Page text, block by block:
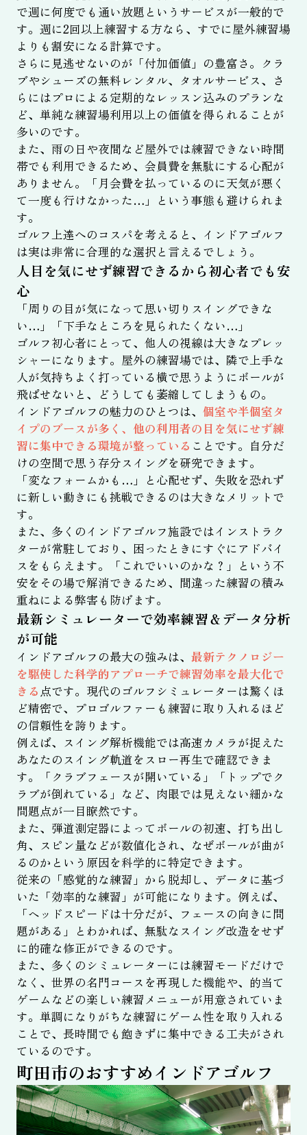
で週に何度でも通い放題というサービスが一般的で
す。週に2回以上練習する方なら、すでに屋外練習場
よりも割安になる計算です。
さらに見逃せないのが「付加価値」の豊富さ。クラ
ブやシューズの無料レンタル、タオルサービス、さ
らにはプロによる定期的なレッスン込みのプランな
ど、単純な練習場利用以上の価値を得られることが
多いのです。
また、雨の日や夜間など屋外では練習できない時間
帯でも利用できるため、会員費を無駄にする心配が
ありません。「月会費を払っているのに天気が悪く
て一度も行けなかった…」という事態も避けられま
す。
ゴルフ上達へのコスパを考えると、インドアゴルフ
は実は非常に合理的な選択と言えるでしょう。
人目を気にせず練習できるから初心者でも安
心
「周りの目が気になって思い切りスイングできな
い…」「下手なところを見られたくない…」
ゴルフ初心者にとって、他人の視線は大きなプレッ
シャーになります。屋外の練習場では、隣で上手な
人が気持ちよく打っている横で思うようにボールが
飛ばせないと、どうしても萎縮してしまうもの。
インドアゴルフの魅力のひとつは、 個室や半個室タ
イプのブースが多く、他の利用者の目を気にせず練
習に集中できる環境が整っている ことです。自分だ
けの空間で思う存分スイングを研究できます。
「変なフォームかも…」と心配せず、失敗を恐れず
に新しい動きにも挑戦できるのは大きなメリットで
す。
また、多くのインドアゴルフ施設ではインストラク
ターが常駐しており、困ったときにすぐにアドバイ
スをもらえます。「これでいいのかな？」という不
安をその場で解消できるため、間違った練習の積み
重ねによる弊害も防げます。
最新シミュレーターで効率練習＆データ分析
が可能
インドアゴルフの最大の強みは、 最新テクノロジー
を駆使した科学的アプローチで練習効率を最大化で
きる 点です。現代のゴルフシミュレーターは驚くほ
ど精密で、プロゴルファーも練習に取り入れるほど
の信頼性を誇ります。
例えば、スイング解析機能では高速カメラが捉えた
あなたのスイング軌道をスロー再生で確認できま
す。「クラブフェースが開いている」「トップでク
ラブが倒れている」など、肉眼では見えない細かな
問題点が一目瞭然です。
また、弾道測定器によってボールの初速、打ち出し
角、スピン量などが数値化され、なぜボールが曲が
るのかという原因を科学的に特定できます。
従来の「感覚的な練習」から脱却し、データに基づ
いた「効率的な練習」が可能になります。例えば、
「ヘッドスピードは十分だが、フェースの向きに問
題がある」とわかれば、無駄なスイング改造をせず
に的確な修正ができるのです。
また、多くのシミュレーターには練習モードだけで
なく、世界の名門コースを再現した機能や、的当て
ゲームなどの楽しい練習メニューが用意されていま
す。単調になりがちな練習にゲーム性を取り入れる
ことで、長時間でも飽きずに集中できる工夫がされ
ているのです。
町田市のおすすめインドアゴルフ